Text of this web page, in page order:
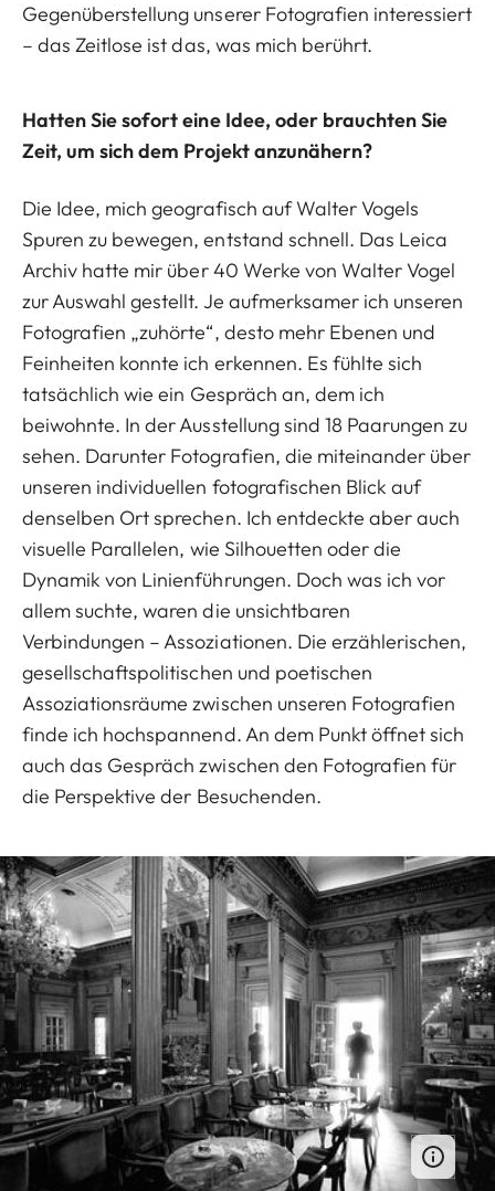
Gegenüberstellung unserer Fotografien interessiert
– das Zeitlose ist das, was mich berührt.
Hatten Sie sofort eine Idee, oder brauchten Sie
Zeit, um sich dem Projekt anzunähern?
Die Idee, mich geografisch auf Walter Vogels
Spuren zu bewegen, entstand schnell. Das Leica
Archiv hatte mir über 40 Werke von Walter Vogel
zur Auswahl gestellt. Je aufmerksamer ich unseren
Fotografien „zuhörte“, desto mehr Ebenen und
Feinheiten konnte ich erkennen. Es fühlte sich
tatsächlich wie ein Gespräch an, dem ich
beiwohnte. In der Ausstellung sind 18 Paarungen zu
sehen. Darunter Fotografien, die miteinander über
unseren individuellen fotografischen Blick auf
denselben Ort sprechen. Ich entdeckte aber auch
visuelle Parallelen, wie Silhouetten oder die
Dynamik von Linienführungen. Doch was ich vor
allem suchte, waren die unsichtbaren
Verbindungen – Assoziationen. Die erzählerischen,
gesellschaftspolitischen und poetischen
Assoziationsräume zwischen unseren Fotografien
finde ich hochspannend. An dem Punkt öffnet sich
auch das Gespräch zwischen den Fotografien für
die Perspektive der Besuchenden.